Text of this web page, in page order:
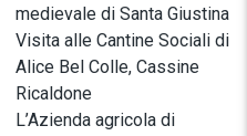
medievale di Santa Giustina
Visita alle Cantine Sociali di
Alice Bel Colle, Cassine
Ricaldone
L’Azienda agricola di